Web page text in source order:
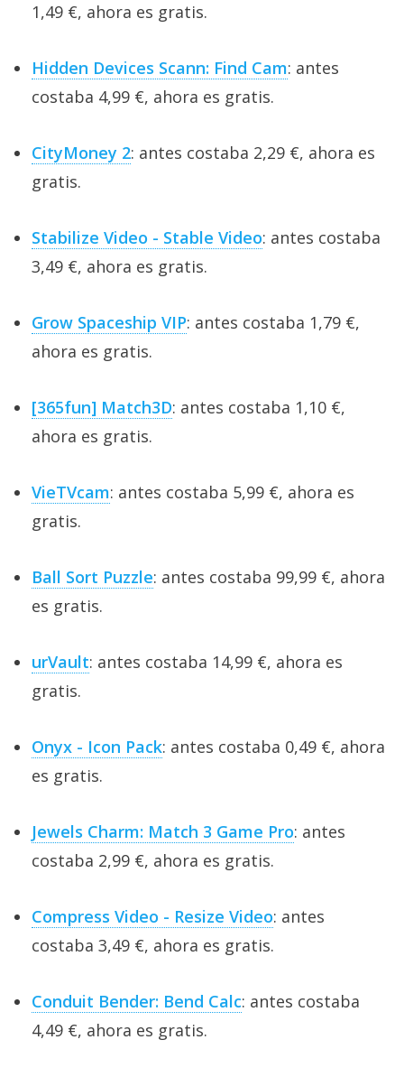
1,49 €, ahora es gratis.
Hidden Devices Scann: Find Cam: antes
costaba 4,99 €, ahora es gratis.
CityMoney 2: antes costaba 2,29 €, ahora es
gratis.
Stabilize Video - Stable Video: antes costaba
3,49 €, ahora es gratis.
Grow Spaceship VIP: antes costaba 1,79 €,
ahora es gratis.
[365fun] Match3D: antes costaba 1,10 €,
ahora es gratis.
VieTVcam: antes costaba 5,99 €, ahora es
gratis.
Ball Sort Puzzle: antes costaba 99,99 €, ahora
es gratis.
urVault: antes costaba 14,99 €, ahora es
gratis.
Onyx - Icon Pack: antes costaba 0,49 €, ahora
es gratis.
Jewels Charm: Match 3 Game Pro: antes
costaba 2,99 €, ahora es gratis.
Compress Video - Resize Video: antes
costaba 3,49 €, ahora es gratis.
Conduit Bender: Bend Calc: antes costaba
4,49 €, ahora es gratis.